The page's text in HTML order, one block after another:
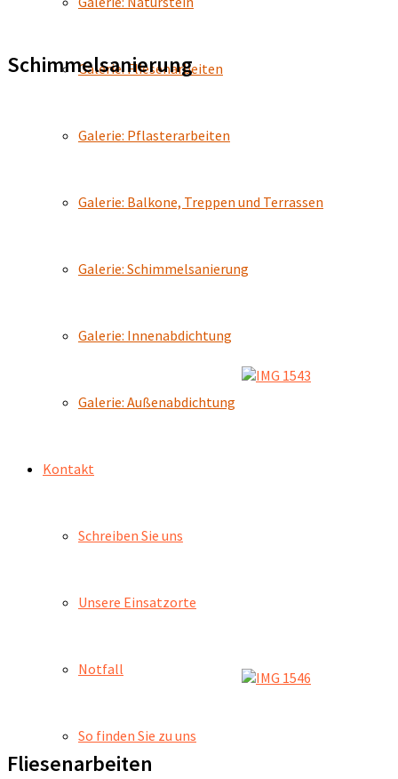
Galerie: Fliesenarbeiten
Galerie: Pflasterarbeiten
Galerie: Balkone, Treppen und Terrassen
Galerie: Schimmelsanierung
Galerie: Innenabdichtung
Galerie: Außenabdichtung
Kontakt
Schreiben Sie uns
Unsere Einsatzorte
Notfall
So finden Sie zu uns
Schimmelsanierung
Fliesenarbeiten